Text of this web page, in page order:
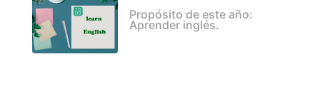
Propósito de este año:
Aprender inglés.